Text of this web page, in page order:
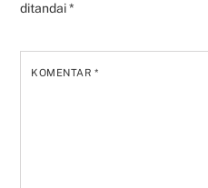
ditandai*
KOMENTAR*